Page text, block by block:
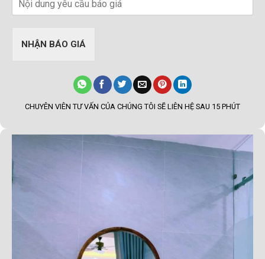
NHẬN BÁO GIÁ
CHUYÊN VIÊN TƯ VẤN CỦA CHÚNG TÔI SẼ LIÊN HỆ SAU 15 PHÚT